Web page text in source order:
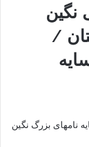
نگین
/
نامهای بزرگ نگین